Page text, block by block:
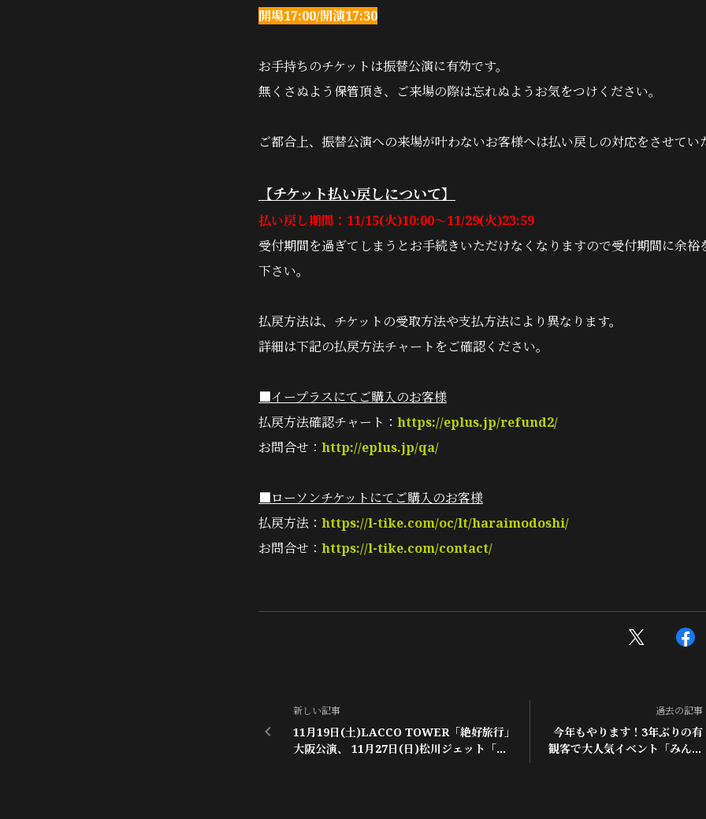
開場17:00/開演17:30
お手持ちのチケットは振替公演に有効です。
無くさぬよう保管頂き、ご来場の際は忘れぬようお気をつけください。
ご都合上、振替公演への来場が叶わないお客様へは払い戻しの対応をさせてい
【チケット払い戻しについて】
払い戻し期間：11/15(火)10:00～11/29(火)23:59
受付期間を過ぎてしまうとお手続きいただけなくなりますので受付期間に余裕
下さい。
払戻方法は、チケットの受取方法や支払方法により異なります。
詳細は下記の払戻方法チャートをご確認ください。
■イープラスにてご購入のお客様
払戻方法確認チャート： https://eplus.jp/refund2/
お問合せ： http://eplus.jp/qa/
■ローソンチケットにてご購入のお客様
払戻方法： https://l-tike.com/oc/lt/haraimodoshi/
お問合せ： https://l-tike.com/contact/
新しい記事
11月19日(土)LACCO TOWER「絶好旅行」
大阪公演、 11月27日(日)松川ジェット「夏
過去の記事
今年もやります！3年ぶりの有
観客で大人気イベント「みんな